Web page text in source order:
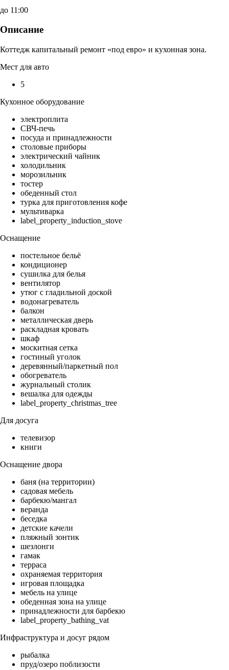
до 11:00
Описание
Коттедж капитальный ремонт «под евро» и кухонная зона.
Мест для авто
5
Кухонное оборудование
электроплита
СВЧ-печь
посуда и принадлежности
столовые приборы
электрический чайник
холодильник
морозильник
тостер
обеденный стол
турка для приготовления кофе
мультиварка
label_property_induction_stove
Оснащение
постельное бельё
кондиционер
сушилка для белья
вентилятор
утюг с гладильной доской
водонагреватель
балкон
металлическая дверь
раскладная кровать
шкаф
москитная сетка
гостиный уголок
деревянный/паркетный пол
обогреватель
журнальный столик
вешалка для одежды
label_property_christmas_tree
Для досуга
телевизор
книги
Оснащение двора
баня (на территории)
садовая мебель
барбекю/мангал
веранда
беседка
детские качели
пляжный зонтик
шезлонги
гамак
терраса
охраняемая территория
игровая площадка
мебель на улице
обеденная зона на улице
принадлежности для барбекю
label_property_bathing_vat
Инфраструктура и досуг рядом
рыбалка
пруд/озеро поблизости